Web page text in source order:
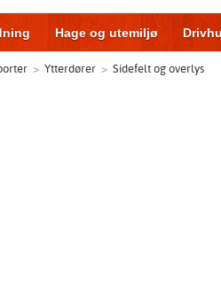
Hage og utemiljø
Hjem og innredning
> Ytterdører > Sidefelt og overlys